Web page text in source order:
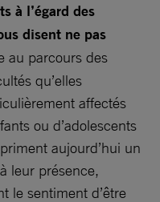
à l’égard des
disent ne pas
au parcours des
qu’elles
affectés
ou d’adolescents
aujourd’hui un
leur présence,
le sentiment d’être